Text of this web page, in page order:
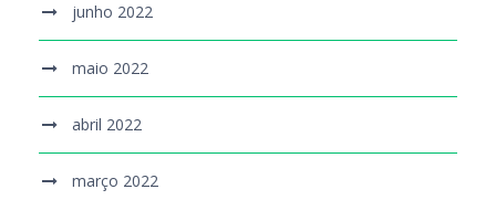
junho 2022
maio 2022
abril 2022
março 2022